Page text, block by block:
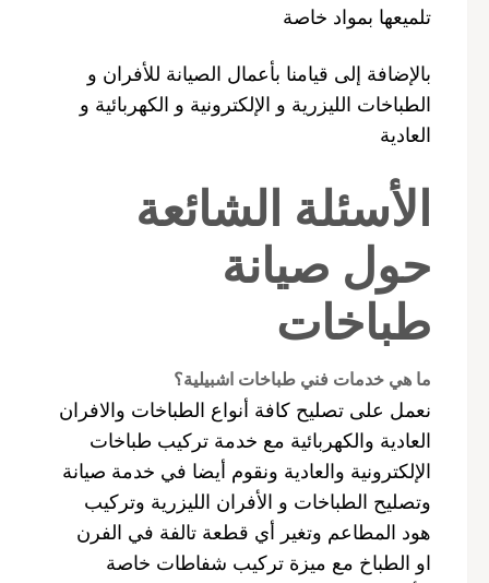
تلميعها بمواد خاصة
بالإضافة إلى قيامنا بأعمال الصيانة للأفران و
الطباخات الليزرية و الإلكترونية و الكهربائية و
العادية
الأسئلة الشائعة
حول صيانة
طباخات
ما هي خدمات فني طباخات اشبيلية؟
نعمل على تصليح كافة أنواع الطباخات والافران
العادية والكهربائية مع خدمة تركيب طباخات
الإلكترونية والعادية ونقوم أيضا في خدمة صيانة
وتصليح الطباخات و الأفران الليزرية وتركيب
هود المطاعم وتغير أي قطعة تالفة في الفرن
او الطباخ مع ميزة تركيب شفاطات خاصة